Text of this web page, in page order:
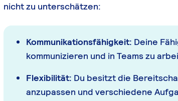
nicht zu unterschätzen:
Kommunikationsfähigkeit: Deine
kommunizieren und in Teams zu
Flexibilität: Du besitzt die
anzupassen und verschiedene